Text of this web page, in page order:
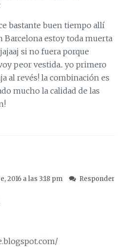
bastante buen tiempo allí
Barcelona estoy toda muerta
si no fuera porque
peor vestida.. yo primero
al revés! la combinación es
mucho la calidad de las
2016 a las 3:18 pm Responder